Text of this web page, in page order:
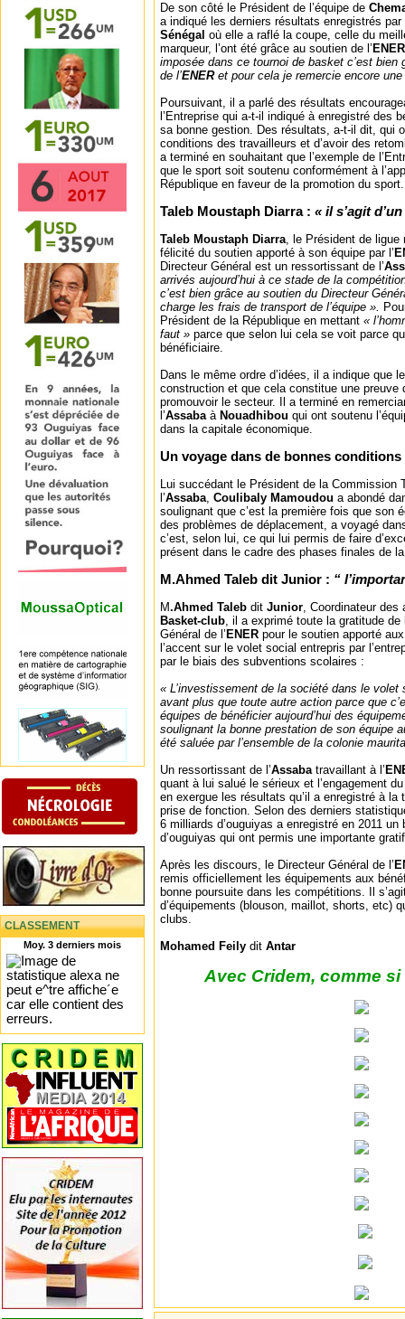
CLASSEMENT
Moy. 3 derniers mois
De son côté le Président de l’équipe de
a indiqué les derniers résultats enregistrés par
Sénégal où elle a raflé la coupe, celle du
marqueur, l’ont été grâce au soutien de l’ ENER
imposée dans ce tournoi de basket c’est bien
de l’ENERet pour cela je remercie encore
Poursuivant, il a parlé des résultats
l’Entreprise qui a-t-il indiqué à enregistré des
sa bonne gestion. Des résultats, a-t-il dit, qui
conditions des travailleurs et d’avoir des
a terminé en souhaitant que l’exemple de
que le sport soit soutenu conformément à
République en faveur de la promotion du sport.
Taleb Moustaph Diarra : « il s’agit
Taleb Moustaph Diarra, le Président de ligue
félicité du soutien apporté à son équipe par l’
Directeur Général est un ressortissant de l’
arrivés aujourd’hui à ce stade de la
c’est bien grâce au soutien du Directeur
charge les frais de transport de l’équipe ».
Président de la République en mettant «
faut » parce que selon lui cela se voit parce
bénéficiaire.
Dans le même ordre d’idées, il a indique que
construction et que cela constitue une preuve
promouvoir le secteur. Il a terminé en
l’Assaba à Nouadhibou qui ont soutenu
dans la capitale économique.
Un voyage dans de bonnes conditions
Lui succédant le Président de la Commission
l’Assaba, Coulibaly Mamoudou a abondé
soulignant que c’est la première fois que son
des problèmes de déplacement, a voyagé
c’est, selon lui, ce qui lui permis de faire
présent dans le cadre des phases finales de
M.Ahmed Taleb dit Junior : “
M.Ahmed Taleb dit Junior, Coordinateur
Basket-club, il a exprimé toute la gratitude
Général de l’ ENER pour le soutien apporté
l’accent sur le volet social entrepris par
par le biais des subventions scolaires :
« L’investissement de la société dans le volet
avant plus que toute autre action parce que
équipes de bénéficier aujourd’hui des
soulignant la bonne prestation de son équipe
été saluée par l’ensemble de la colonie
Un ressortissant de l’Assaba travaillant à l’
quant à lui salué le sérieux et l’engagement
en exergue les résultats qu’il a enregistré à la
prise de fonction. Selon des derniers
6 milliards d’ouguiyas a enregistré en 2011
d’ouguiyas qui ont permis une importante
Après les discours, le Directeur Général de l’
remis officiellement les équipements aux
bonne poursuite dans les compétitions. Il
d’équipements (blouson, maillot, shorts, etc)
clubs.
Mohamed Feily dit Antar
Avec Cridem, comme